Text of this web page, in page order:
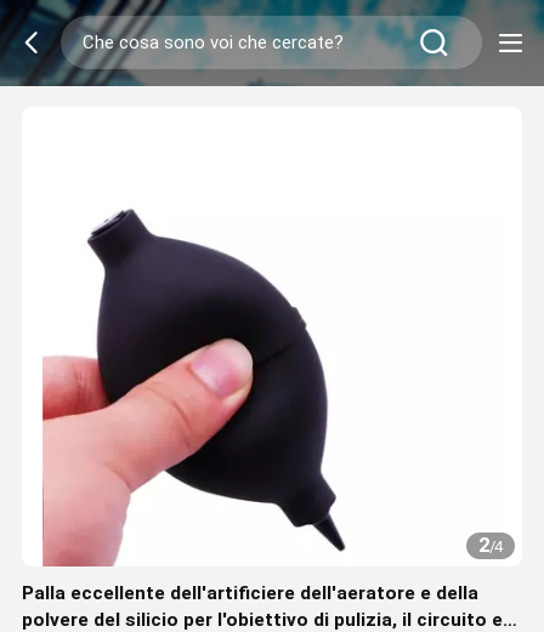
2/4
Palla eccellente dell'artificiere dell'aeratore e della
polvere del silicio per l'obiettivo di pulizia, il circuito e